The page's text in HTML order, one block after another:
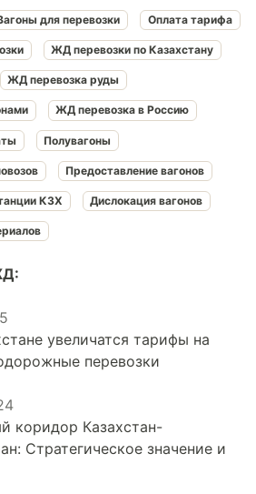
для перевозки Оплата тарифа
ЖД перевозки по Казахстану
ЖД перевозка руды
ЖД перевозка в Россию
Полувагоны
Предоставление вагонов
КЗХ Дислокация вагонов
увеличатся тарифы на
перевозки
коридор Казахстан-
Стратегическое значение и